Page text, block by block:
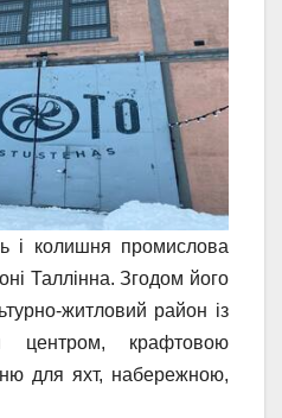
і колишня промислова
Таллінна. Згодом його
житловий район із
центром, крафтовою
для яхт, набережною,